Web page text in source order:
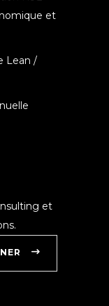
et
Lean /
et